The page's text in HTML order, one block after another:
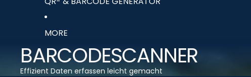
MORE
BARCODESCANNER
Effizient Daten erfassen leicht gemacht